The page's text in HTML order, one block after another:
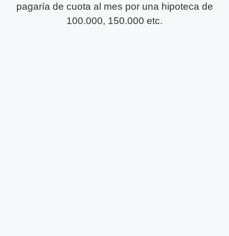
pagaría de cuota al mes por una hipoteca de
100.000, 150.000 etc.